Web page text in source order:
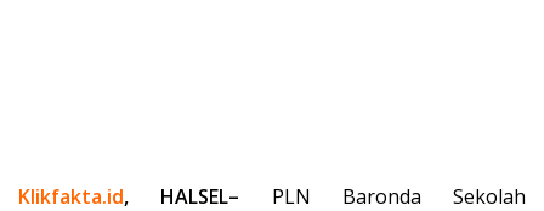
Klikfakta.id, HALSEL– PLN Baronda Sekolah